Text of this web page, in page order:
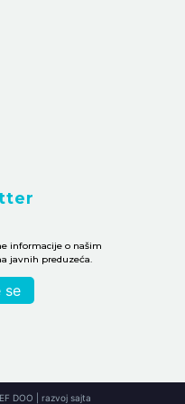
informacije o našim
javnih preduzeća.
se
DOO | razvoj sajta